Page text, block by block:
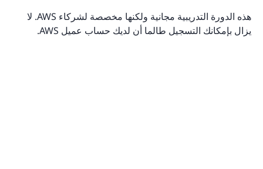
هذه الدورة التدريبية مجانية ولكنها مخصصة لشركاء AWS. لا
يزال بإمكانك التسجيل طالما أن لديك حساب عميل AWS.